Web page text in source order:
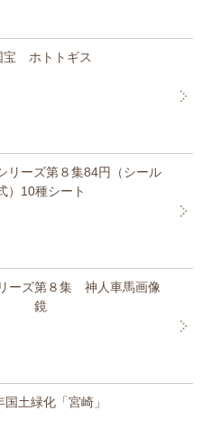
宝 ホトトギス
リーズ第８集84円（シール
）10種シート
ーズ第８集 神人車馬画像
鏡
土緑化「宮崎」